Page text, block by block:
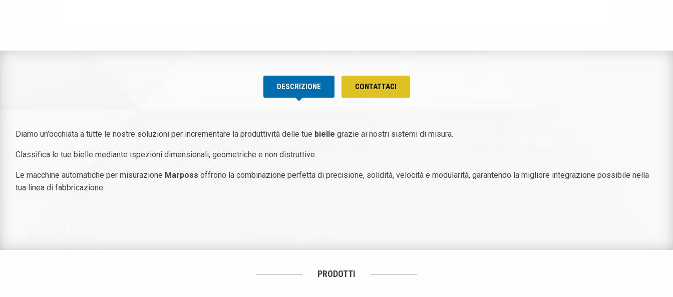
DESCRIZIONE CONTATTACI
Diamo un'occhiata a tutte le nostre soluzioni per incrementare la produttività delle tue bielle grazie ai nostri sistemi di misura.
Classifica le tue bielle mediante ispezioni dimensionali, geometriche e non distruttive.
Le macchine automatiche per misurazione Marposs offrono la combinazione perfetta di precisione, solidità, velocità e modularità, garantendo la migliore integrazione possibile nella
tua linea di fabbricazione.
PRODOTTI